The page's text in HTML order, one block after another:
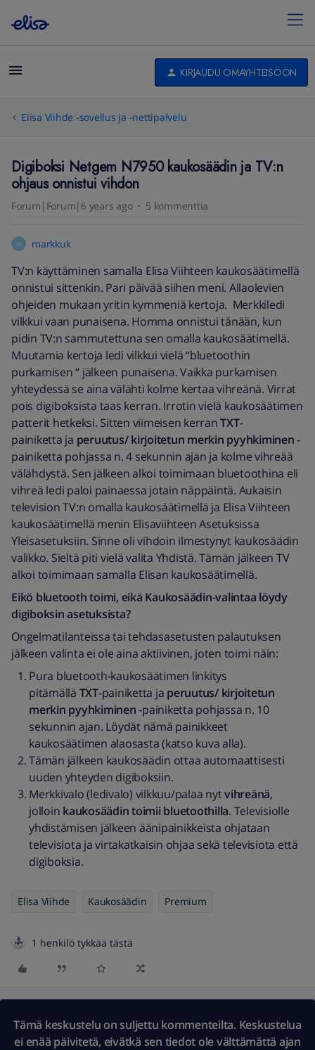
KIRJAUDU OMAYHTEISÖÖN
Elisa Viihde -sovellus ja -nettipalvelu
Digiboksi Netgem N7950 kaukosäädin ja TV:n
ohjaus onnistui vihdon
Forum|Forum|6 years ago 5 kommenttia
M markkuk
TV:n käyttäminen samalla Elisa Viihteen kaukosäätimellä
onnistui sittenkin. Pari päivää siihen meni. Allaolevien
ohjeiden mukaan yritin kymmeniä kertoja. Merkkiledi
vilkkui vaan punaisena. Homma onnistui tänään, kun
pidin TV:n sammutettuna sen omalla kaukosäätimellä.
Muutamia kertoja ledi vilkkui vielä “bluetoothin
purkamisen “ jälkeen punaisena. Vaikka purkamisen
yhteydessä se aina välähti kolme kertaa vihreänä. Virrat
pois digiboksista taas kerran. Irrotin vielä kaukosäätimen
patterit hetkeksi. Sitten viimeisen kerranTXT-
painiketta ja peruutus/ kirjoitetun merkin pyyhkiminen-
painiketta pohjassa n. 4 sekunnin ajan ja kolme vihreää
välähdystä. Sen jälkeen alkoi toimimaan bluetoothina eli
vihreä ledi paloi painaessa jotain näppäintä. Aukaisin
television TV:n omalla kaukosäätimellä ja Elisa Viihteen
kaukosäätimellä menin Elisaviihteen Asetuksissa
Yleisasetuksiin. Sinne oli vihdoin ilmestynyt kaukosäädin
valikko. Sieltä piti vielä valita Yhdistä. Tämän jälkeen TV
alkoi toimimaan samalla Elisan kaukosäätimellä.
Eikö bluetooth toimi, eikä Kaukosäädin-valintaa löydy
digiboksin asetuksista?
Ongelmatilanteissa tai tehdasasetusten palautuksen
jälkeen valinta ei ole aina aktiivinen, joten toimi näin:
Pura bluetooth-kaukosäätimen linkitys
pitämällä TXT-painiketta ja peruutus/ kirjoitetun
merkin pyyhkiminen-painiketta pohjassa n. 10
sekunnin ajan. Löydät nämä painikkeet
kaukosäätimen alaosasta (katso kuva alla).
Tämän jälkeen kaukosäädin ottaa automaattisesti
uuden yhteyden digiboksiin.
Merkkivalo (ledivalo) vilkkuu/palaa nytvihreänä,
jolloin kaukosäädin toimii bluetoothilla. Televisiolle
yhdistämisen jälkeen äänipainikkeista ohjataan
televisiota ja virtakatkaisin ohjaa sekä televisiota että
digiboksia.
Elisa Viihde Kaukosäädin Premium
1 henkilö tykkää tästä
Tämä keskustelu on suljettu kommenteilta. Keskustelua
ei enää päivitetä, eivätkä sen tiedot ole välttämättä ajan